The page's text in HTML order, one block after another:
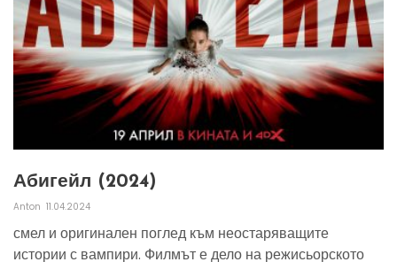
Абигейл (2024)
Anton 11.04.2024
смел и оригинален поглед към неостаряващите
истории с вампири. Филмът е дело на режисьорското